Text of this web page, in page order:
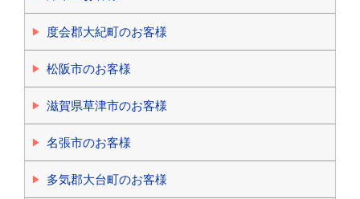
度会郡大紀町のお客様
松阪市のお客様
滋賀県草津市のお客様
名張市のお客様
多気郡大台町のお客様